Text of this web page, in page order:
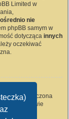
Limited w
nie
phpBB samym w
dotycząca innych
oczekiwać
ta jest włączona
Członkowie